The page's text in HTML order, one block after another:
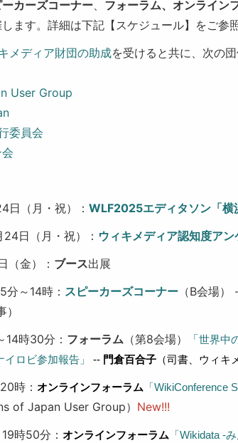
ーカーズコーナー、 フォーラム、 オンライン
ます。詳細は下記【スケジュール】をご参
メディア財団の助成を受けると共に、次の
User Group
委員会
日（月・祝）：WLF2025エディタソン「横
24日（月・祝）： ウィキメディア認知度アン
（金）： ブース出展
分～14時： スピーカーズコーナー （B会場
14時30分： フォーラム （第8会場） 「世界中
ロビ参加報告」
-- 門倉百合子 （司書、ウィキ
20時：オンラインフォーラム 「WikiConference
of Japan User Group） New!!!
19時50分：オンラインフォーラム 「Wikidata -